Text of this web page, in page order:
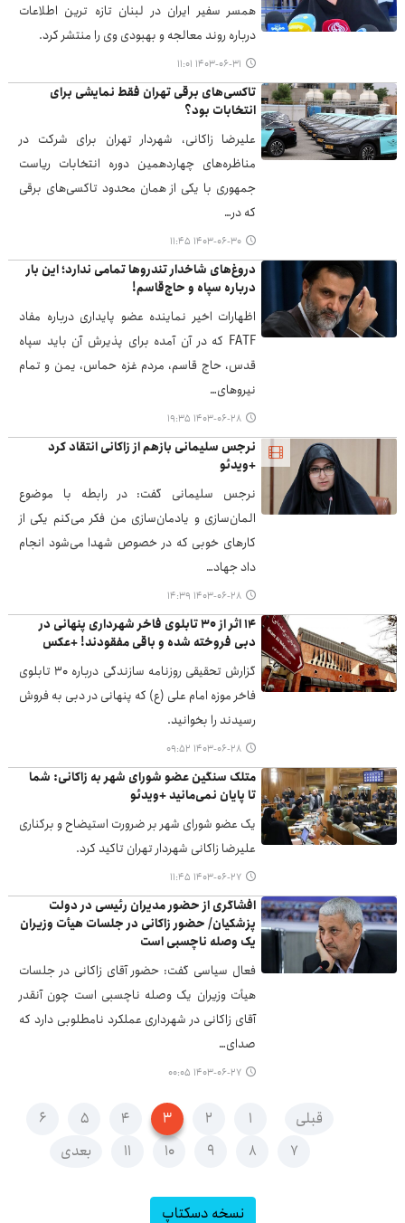
همسر سفیر ایران در لبنان تازه ترین اطلاعات
درباره روند معالجه و بهبودی وی را منتشر کرد.
۱۴۰۳-۰۶-۳۱ ۱۱:۰۱
تاکسی‌های برقی تهران فقط نمایشی برای
انتخابات بود؟
علیرضا زاکانی، شهردار تهران برای شرکت در
مناظره‌های چهاردهمین دوره انتخابات ریاست
جمهوری با یکی از همان محدود تاکسی‌های برقی
که در…
۱۴۰۳-۰۶-۳۰ ۱۱:۴۵
دروغ‌های شاخدار تندروها تمامی ندارد؛ این بار
درباره سپاه و حاج‌قاسم!
اظهارات اخیر نماینده عضو پایداری درباره مفاد
FATF که در آن آمده برای پذیرش آن باید سپاه
قدس، حاج قاسم، مردم غزه حماس، یمن و تمام
نیروهای…
۱۴۰۳-۰۶-۲۸ ۱۹:۳۵
نرجس سلیمانی بازهم از زاکانی انتقاد کرد
+ویدئو
نرجس سلیمانی گفت: در رابطه با موضوع
المان‌سازی و یادمان‌سازی من فکر می‌کنم یکی از
کارهای خوبی که در خصوص شهدا می‌شود انجام
داد جهاد…
۱۴۰۳-۰۶-۲۸ ۱۴:۳۹
۱۴ اثر از ۳۰ تابلوی فاخر شهرداری پنهانی در
دبی فروخته شده و باقی مفقودند! +عکس
گزارش تحقیقی روزنامه سازندگی درباره ۳۰ تابلوی
فاخر موزه امام علی (ع) که پنهانی در دبی به فروش
رسیدند را بخوانید.
۱۴۰۳-۰۶-۲۸ ۰۹:۵۲
متلک سنگین عضو شورای شهر به زاکانی: شما
تا پایان نمی‌مانید +ویدئو
یک عضو شورای شهر بر ضرورت استیضاح و برکناری
علیرضا زاکانی شهردار تهران تاکید کرد.
۱۴۰۳-۰۶-۲۷ ۱۱:۴۵
افشاگری از حضور مدیران رئیسی در دولت
پزشکیان/ حضور زاکانی در جلسات هیأت وزیران
یک وصله ناچسبی است
فعال سیاسی گفت: حضور آقای زاکانی در جلسات
هیأت وزیران یک وصله ناچسبی است چون آنقدر
آقای زاکانی در شهرداری عملکرد نامطلوبی دارد که
صدای…
۱۴۰۳-۰۶-۲۷ ۰۰:۰۵
قبلی ۱ ۲ ۳ ۴ ۵
۶
۷
۸ ۹ ۱۰ ۱۱ بعدی
نسخه دسکتاپ